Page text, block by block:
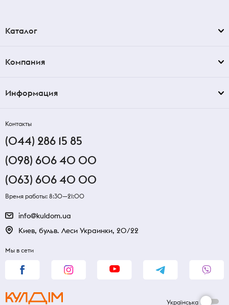
Каталог
Компания
Информация
Контакты
(044) 286 15 85
(098) 606 40 00
(063) 606 40 00
Время работы: 8:30—21:00
info@kuldom.ua
Киев, бульв. Леси Украинки, 20/22
Мы в сети
Українська